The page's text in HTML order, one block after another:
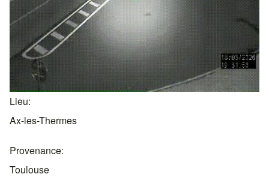
Lieu
Ax-les-Thermes
Provenance
Toulouse